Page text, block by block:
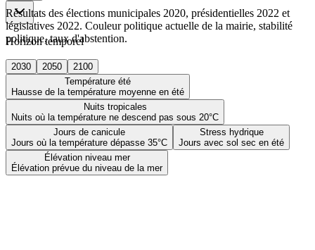
Horizon temporel
2030 2050
2100
Température été
Hausse de la température moyenne en été
Nuits tropicales
Nuits où la température ne descend pas sous 20°C
Jours de canicule
Jours où la température dépasse 35°C
Stress hydrique
Jours avec sol sec en été
Élévation niveau mer
Élévation prévue du niveau de la mer
Résultats des élections municipales 2020, présidentielles 2022 et
législatives 2022. Couleur politique actuelle de la mairie, stabilité
politique, taux d'abstention.